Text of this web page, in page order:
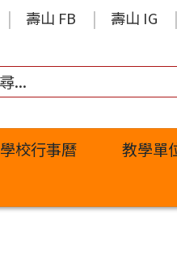
壽山 FB 壽山 IG
學校行事曆
教學單